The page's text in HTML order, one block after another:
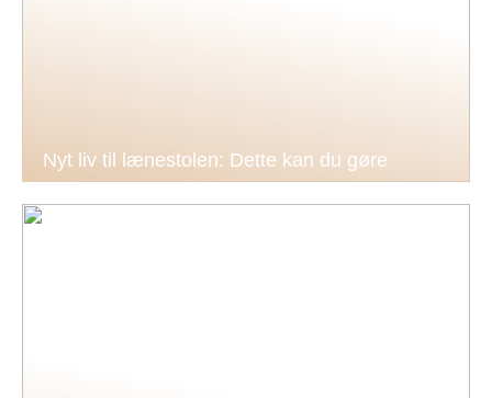
Nyt liv til lænestolen: Dette kan du gøre